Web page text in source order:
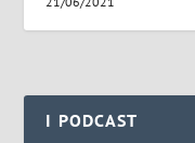
I PODCAST